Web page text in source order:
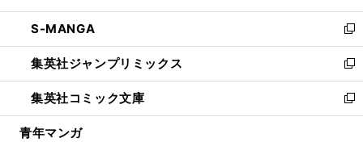
開
く
ウ
で
開
く
ン
ド
ウ
で
開
く
ウ
ィ
ン
ド
ウ
で
開
し
い
ウ
ィ
ン
ド
ウ
S-MANGA
新
し
い
ウ
ィ
ン
集英社ジャンプリミックス
新
し
い
ウ
集英社コミック文庫
新
し
青年マンガ